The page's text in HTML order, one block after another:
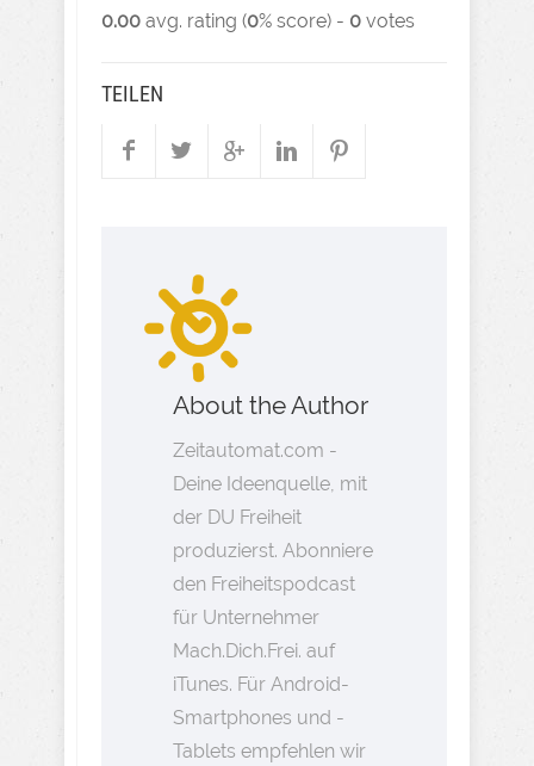
0.00 avg. rating (0% score) - 0 votes
TEILEN
About the Author
Zeitautomat.com -
Deine Ideenquelle, mit
der DU Freiheit
produzierst. Abonniere
den Freiheitspodcast
für Unternehmer
Mach.Dich.Frei. auf
iTunes. Für Android-
Smartphones und -
Tablets empfehlen wir